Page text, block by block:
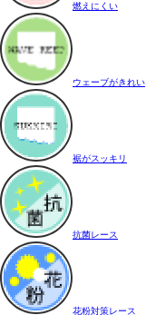
燃えにくい
ウェーブがきれい
裾がスッキリ
抗菌レース
花粉対策レース